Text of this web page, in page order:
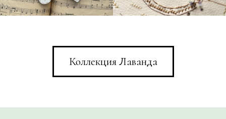
Коллекция Лаванда